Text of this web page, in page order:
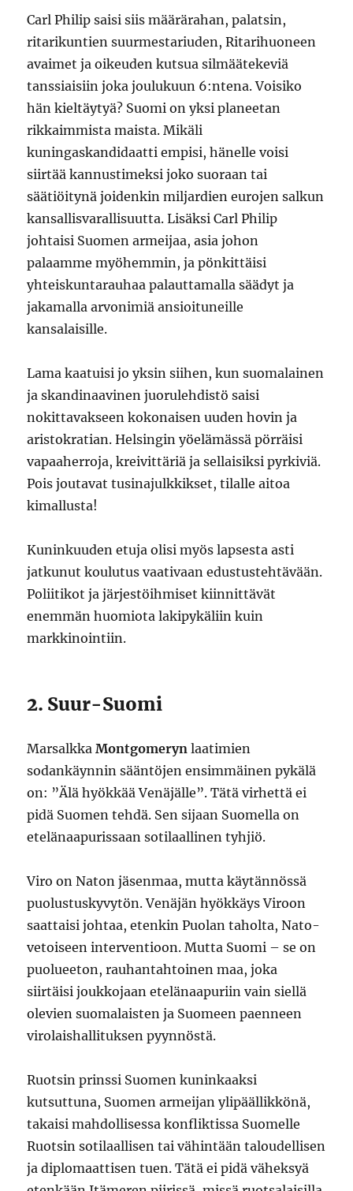
Carl Philip saisi siis määrärahan, palatsin,
ritarikuntien suurmestariuden, Ritarihuoneen
avaimet ja oikeuden kutsua silmäätekeviä
tanssiaisiin joka joulukuun 6:ntena. Voisiko
hän kieltäytyä? Suomi on yksi planeetan
rikkaimmista maista. Mikäli
kuningaskandidaatti empisi, hänelle voisi
siirtää kannustimeksi joko suoraan tai
säätiöitynä joidenkin miljardien eurojen salkun
kansallisvarallisuutta. Lisäksi Carl Philip
johtaisi Suomen armeijaa, asia johon
palaamme myöhemmin, ja pönkittäisi
yhteiskuntarauhaa palauttamalla säädyt ja
jakamalla arvonimiä ansioituneille
kansalaisille.
Lama kaatuisi jo yksin siihen, kun suomalainen
ja skandinaavinen juorulehdistö saisi
nokittavakseen kokonaisen uuden hovin ja
aristokratian. Helsingin yöelämässä pörräisi
vapaaherroja, kreivittäriä ja sellaisiksi pyrkiviä.
Pois joutavat tusinajulkkikset, tilalle aitoa
kimallusta!
Kuninkuuden etuja olisi myös lapsesta asti
jatkunut koulutus vaativaan edustustehtävään.
Poliitikot ja järjestöihmiset kiinnittävät
enemmän huomiota lakipykäliin kuin
markkinointiin.
2. Suur-Suomi
MarsalkkaMontgomeryn laatimien
sodankäynnin sääntöjen ensimmäinen pykälä
on: ”Älä hyökkää Venäjälle”. Tätä virhettä ei
pidä Suomen tehdä. Sen sijaan Suomella on
etelänaapurissaan sotilaallinen tyhjiö.
Viro on Naton jäsenmaa, mutta käytännössä
puolustuskyvytön. Venäjän hyökkäys Viroon
saattaisi johtaa, etenkin Puolan taholta, Nato-
vetoiseen interventioon. Mutta Suomi – se on
puolueeton, rauhantahtoinen maa, joka
siirtäisi joukkojaan etelänaapuriin vain siellä
olevien suomalaisten ja Suomeen paenneen
virolaishallituksen pyynnöstä.
Ruotsin prinssi Suomen kuninkaaksi
kutsuttuna, Suomen armeijan ylipäällikkönä,
takaisi mahdollisessa konfliktissa Suomelle
Ruotsin sotilaallisen tai vähintään taloudellisen
ja diplomaattisen tuen. Tätä ei pidä väheksyä